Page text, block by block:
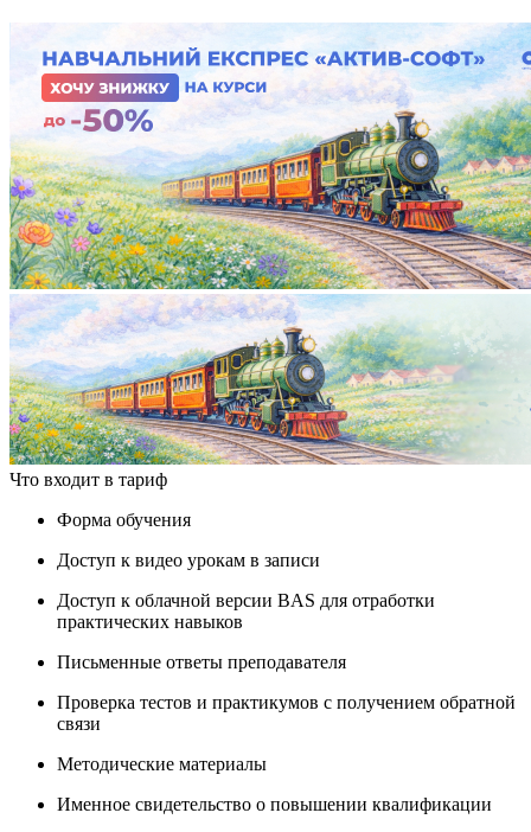
Что входит в тариф
Форма обучения
Доступ к видео урокам в записи
Доступ к облачной версии BAS для отработки
практических навыков
Письменные ответы преподавателя
Проверка тестов и практикумов с получением обратной
связи
Методические материалы
Именное свидетельство о повышении квалификации